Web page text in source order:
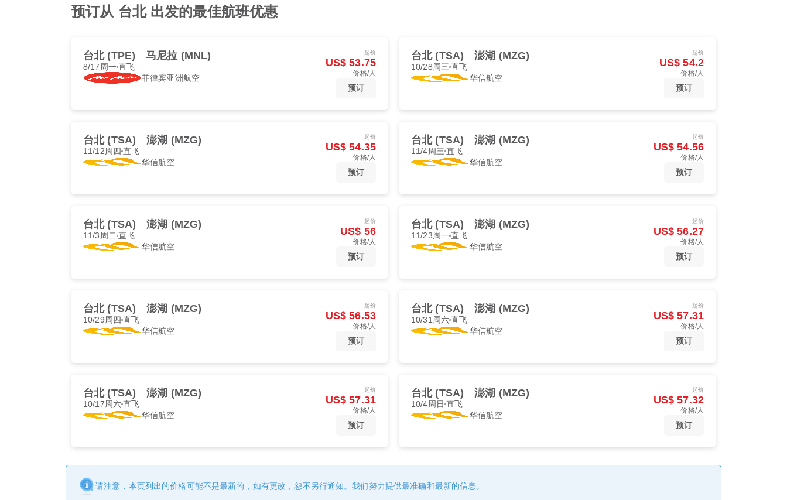
预订从 台北 出发的最佳航班优惠
台北 (TPE) 马尼拉 (MNL)
8/17周一直飞
菲律宾亚洲航空
起价
US$ 53.75
价格/人
预订
台北 (TSA) 澎湖 (MZG)
10/28周三 直飞
华信航空
起价
US$ 54.2
价格/人
预订
台北 (TSA) 澎湖 (MZG)
11/12周四 直飞
华信航空
起价
US$ 54.35
价格/人
预订
台北 (TSA) 澎湖 (MZG)
11/4周三 直飞
华信航空
起价
US$ 54.56
价格/人
预订
台北 (TSA) 澎湖 (MZG)
11/3周二 直飞
华信航空
起价
US$ 56
价格/人
预订
台北 (TSA) 澎湖 (MZG)
11/23周一直飞
华信航空
起价
US$ 56.27
价格/人
预订
台北 (TSA) 澎湖 (MZG)
10/29周四 直飞
华信航空
起价
US$ 56.53
价格/人
预订
台北 (TSA) 澎湖 (MZG)
10/31周六直飞
华信航空
起价
US$ 57.31
价格/人
预订
台北 (TSA) 澎湖 (MZG)
10/17周六直飞
华信航空
起价
US$ 57.31
价格/人
预订
台北 (TSA) 澎湖 (MZG)
10/4周日 直飞
华信航空
起价
US$ 57.32
价格/人
预订
请注意，本页列出的价格可能不是最新的，如有更改，恕不另行通知。我们努力提供最准确和最新的信息。